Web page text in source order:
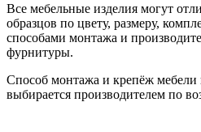
Все мебельные изделия могут
образцов по цвету, размеру,
способами монтажа и
фурнитуры.
Способ монтажа и крепёж мебели
выбирается производителем по